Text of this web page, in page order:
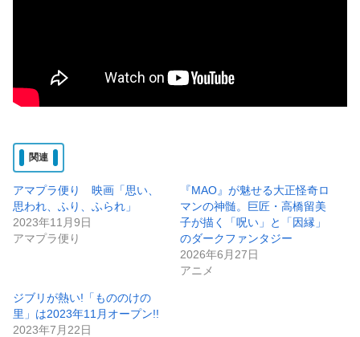
関連
アマプラ便り 映画「思い、
思われ、ふり、ふられ」
2023年11月9日
アマプラ便り
『MAO』が魅せる大正怪奇ロ
マンの神髄。巨匠・高橋留美
子が描く「呪い」と「因縁」
のダークファンタジー
2026年6月27日
アニメ
ジブリが熱い!「もののけの
里」は2023年11月オープン!!
2023年7月22日